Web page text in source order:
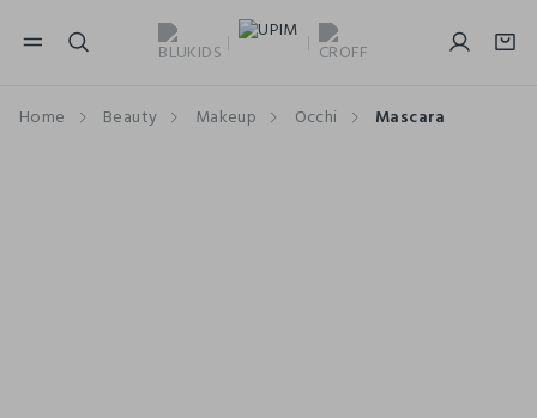
NAVIGATION.ARIA.GOTOMAINCONTENT
Home Beauty Makeup Occhi Mascara